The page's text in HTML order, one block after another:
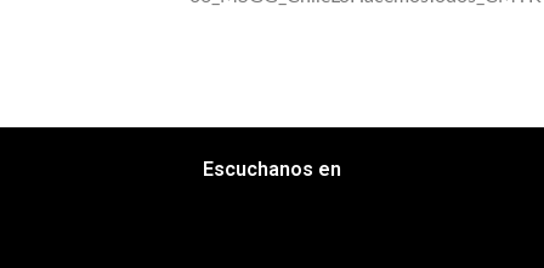
Escuchanos en